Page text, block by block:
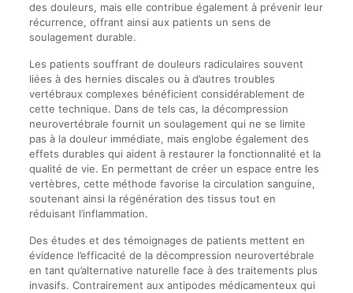
des douleurs, mais elle contribue également à prévenir leur
récurrence, offrant ainsi aux patients un sens de
soulagement durable.
Les patients souffrant de douleurs radiculaires souvent
liées à des hernies discales ou à d’autres troubles
vertébraux complexes bénéficient considérablement de
cette technique. Dans de tels cas, la décompression
neurovertébrale fournit un soulagement qui ne se limite
pas à la douleur immédiate, mais englobe également des
effets durables qui aident à restaurer la fonctionnalité et la
qualité de vie. En permettant de créer un espace entre les
vertèbres, cette méthode favorise la circulation sanguine,
soutenant ainsi la régénération des tissus tout en
réduisant l’inflammation.
Des études et des témoignages de patients mettent en
évidence l’efficacité de la décompression neurovertébrale
en tant qu’alternative naturelle face à des traitements plus
invasifs. Contrairement aux antipodes médicamenteux qui